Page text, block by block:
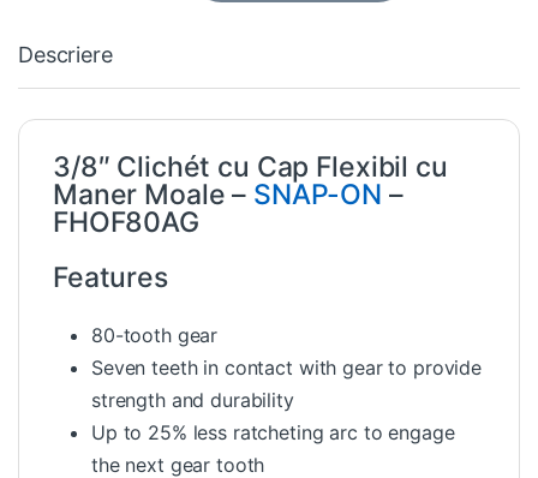
Descriere
3/8″ Clichét cu Cap Flexibil cu
Maner Moale – SNAP-ON –
FHOF80AG
Features
80-tooth gear
Seven teeth in contact with gear to provide
strength and durability
Up to 25% less ratcheting arc to engage
the next gear tooth